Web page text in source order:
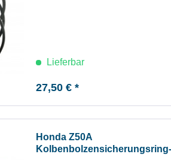
Lieferbar
27,50 € *
Honda Z50A